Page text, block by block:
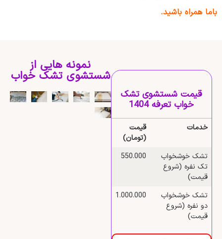
باما همراه باشید.
قیمت شستشوی تشک
خواب تعرفه 1404
خدمات
قیمت
(تومان)
تشک خوشخواب
تک نفره (شروع
قیمت)
550.000
تشک خوشخواب
دو نفره (شروع
قیمت)
1.000.000
نمونه هایی از
شستشوی تشک خواب